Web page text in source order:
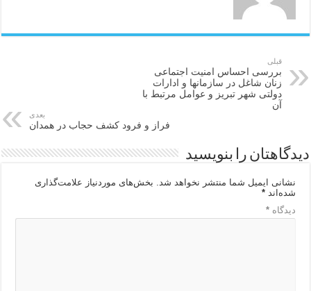
قبلی
بررسی احساس امنیت اجتماعی
زنان شاغل در سازمانها و ادارات
دولتی شهر تبریز و عوامل مرتبط با
آن
بعدی
فراز و فرود کشف حجاب در همدان
دیدگاهتان را بنویسید
نشانی ایمیل شما منتشر نخواهد شد.
بخش‌های موردنیاز علامت‌گذاری
شده‌اند*
دیدگاه*